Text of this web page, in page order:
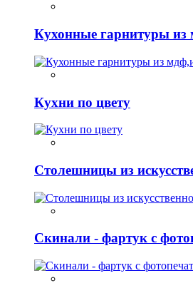
Кухонные гарнитуры из
Кухни по цвету
Столешницы из
Скинали - фартук с